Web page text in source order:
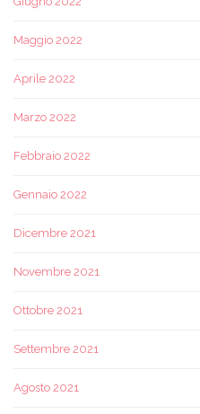
Maggio 2022
Aprile 2022
Marzo 2022
Febbraio 2022
Gennaio 2022
Dicembre 2021
Novembre 2021
Ottobre 2021
Settembre 2021
Agosto 2021